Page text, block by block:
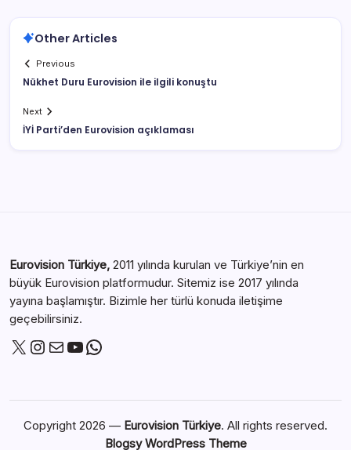
Other Articles
Previous
Nükhet Duru Eurovision ile ilgili konuştu
Next
İYİ Parti’den Eurovision açıklaması
Eurovision Türkiye, 2011 yılında kurulan ve Türkiye’nin en
büyük Eurovision platformudur. Sitemiz ise 2017 yılında
yayına başlamıştır. Bizimle her türlü konuda iletişime
geçebilirsiniz.
Copyright 2026 — Eurovision Türkiye. All rights reserved.
Blogsy WordPress Theme